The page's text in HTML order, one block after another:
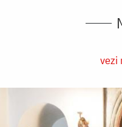
vezi